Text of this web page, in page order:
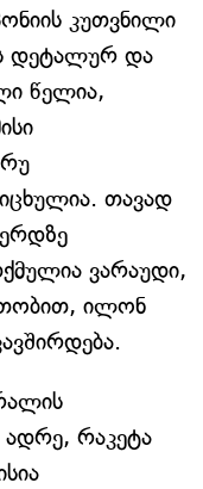
კუთვნილი
დეტალურ და
წელია,
თავად
ვარაუდი,
ილონ
ადრე, რაკეტა